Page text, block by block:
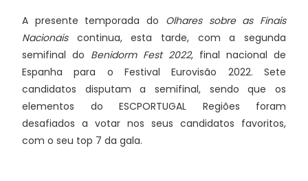
A presente temporada do Olhares sobre as Finais
Nacionaiscontinua, esta tarde, com a segunda
semifinal do Benidorm Fest 2022, final nacional de
Espanha para o Festival Eurovisão 2022. Sete
candidatos disputam a semifinal, sendo que os
elementos do ESCPORTUGAL Regiões foram
desafiados a votar nos seus candidatos favoritos,
com o seu top 7 da gala.